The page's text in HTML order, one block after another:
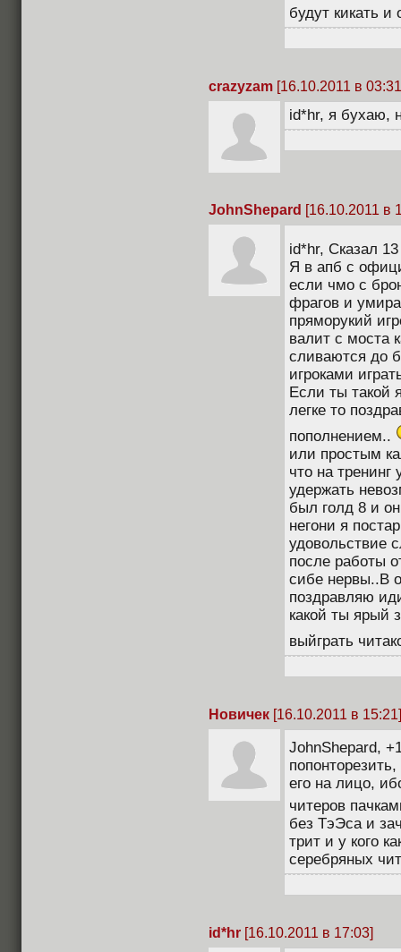
будут кикать и
crazyzam [16.10.2011 в
id*hr, я бухаю,
JohnShepard [16.10.2011 в
id*hr, Сказал
Я в апб с
если чмо с
фрагов и
пряморукий
валит с моста
сливаются до
игроками
Если ты такой
легке то
пополнением..
или простым
что на
удержать
был голд 8 и
негони я
удовольствие
после работы
сибе нервы..В
поздравляю
какой ты ярый
выйграть
Новичек [16.10.2011 в 15:21]
JohnShepard,
его на лицо,
читеров
без ТэЭса и
трит и у кого
серебряных
id*hr [16.10.2011 в 17:03]